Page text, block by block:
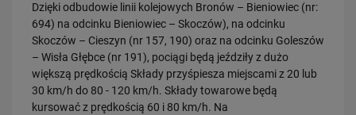
Dzięki odbudowie linii kolejowych Bronów – Bieniowiec (nr:
694) na odcinku Bieniowiec – Skoczów), na odcinku
Skoczów – Cieszyn (nr 157, 190) oraz na odcinku Goleszów
– Wisła Głębce (nr 191), pociągi będą jeździły z dużo
większą prędkością Składy przyśpiesza miejscami z 20 lub
30 km/h do 80 - 120 km/h. Składy towarowe będą
kursować z prędkością 60 i 80 km/h. Na